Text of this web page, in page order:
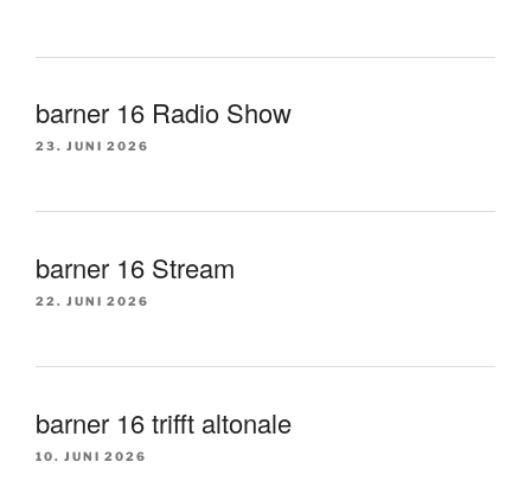
barner 16 Radio Show
23. JUNI 2026
barner 16 Stream
22. JUNI 2026
barner 16 trifft altonale
10. JUNI 2026